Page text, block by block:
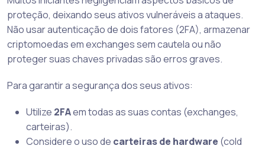
proteção, deixando seus ativos vulneráveis a ataques.
Não usar autenticação de dois fatores (2FA), armazenar
criptomoedas em exchanges sem cautela ou não
proteger suas chaves privadas são erros graves.
Para garantir a segurança dos seus ativos:
Utilize 2FAem todas as suas contas (exchanges,
carteiras).
Considere o uso de carteiras de hardware (cold